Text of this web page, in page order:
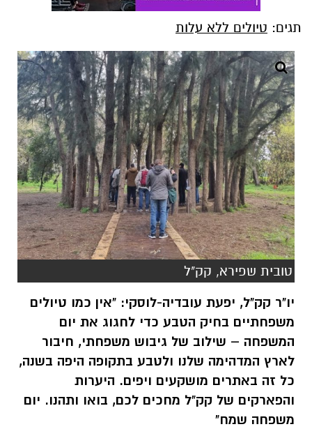
תגים: טיולים ללא עלות
טובית שפירא, קק"ל
יו"ר קק"ל, יפעת עובדיה-לוסקי: "אין כמו טיולים
משפחתיים בחיק הטבע כדי לחגוג את יום
המשפחה – שילוב של גיבוש משפחתי, חיבור
לארץ המדהימה שלנו ולטבע בתקופה היפה בשנה,
כל זה באתרים מושקעים ויפים. היערות
והפארקים של קק"ל מחכים לכם, בואו ותהנו. יום
משפחה שמח"